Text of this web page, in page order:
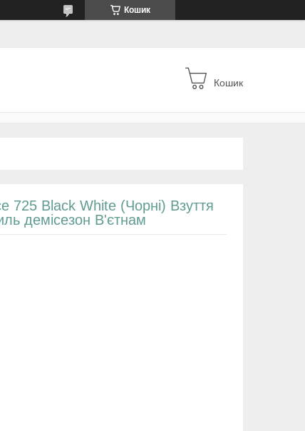
Кошик
Кошик
725 Black White (Чорні) Взуття
демісезон В'єтнам